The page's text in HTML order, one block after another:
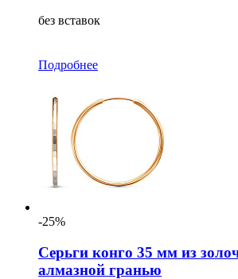
без вставок
Подробнее
-25%
Серьги конго 35 мм из
алмазной гранью